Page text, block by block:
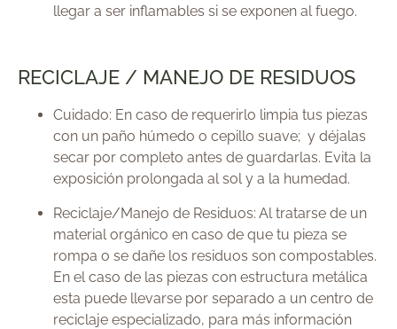
llegar a ser inflamables si se exponen al fuego.
RECICLAJE / MANEJO DE RESIDUOS
Cuidado: En caso de requerirlo limpia tus piezas
con un paño húmedo o cepillo suave; y déjalas
secar por completo antes de guardarlas. Evita la
exposición prolongada al sol y a la humedad.
Reciclaje/Manejo de Residuos: Al tratarse de un
material orgánico en caso de que tu pieza se
rompa o se dañe los residuos son compostables.
En el caso de las piezas con estructura metálica
esta puede llevarse por separado a un centro de
reciclaje especializado, para más información